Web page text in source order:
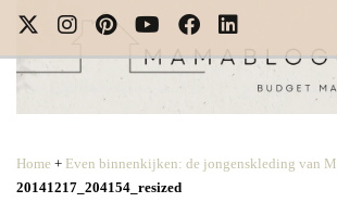
Home + Even binnenkijken: de jongenskleding van M.
20141217_204154_resized